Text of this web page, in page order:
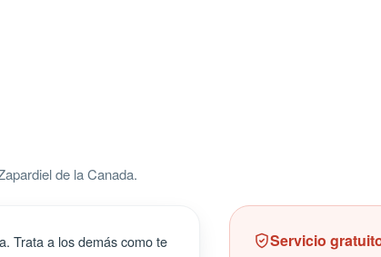
de la Canada.
Trata a los demás como te
Servicio